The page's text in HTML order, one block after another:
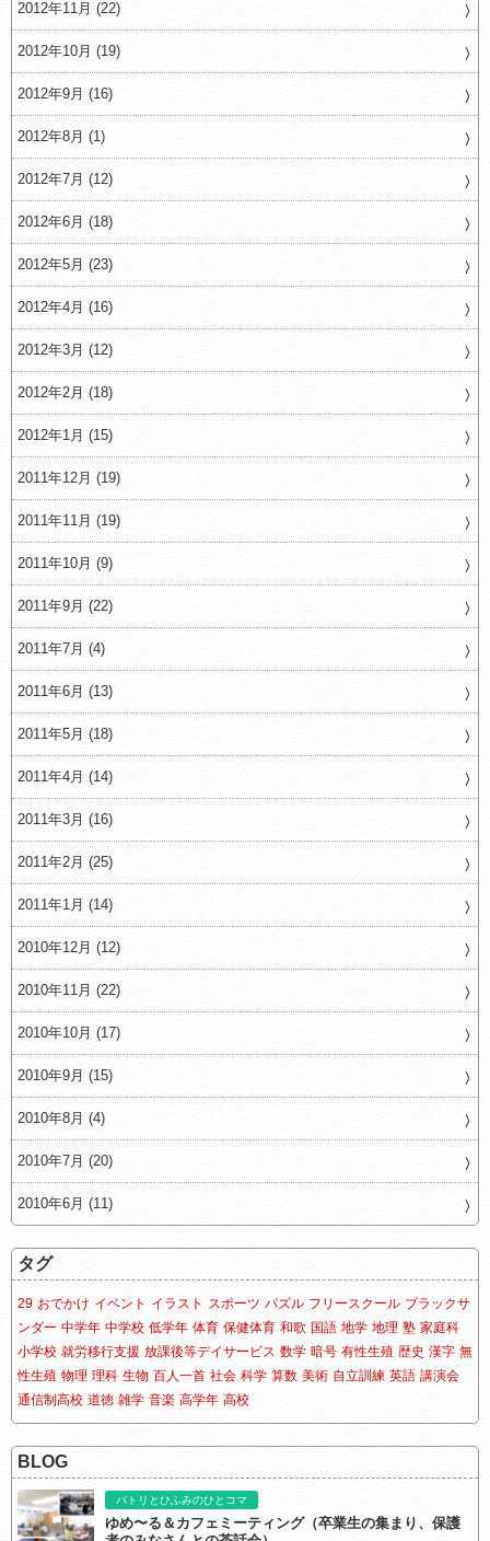
2012年11月 (22)
2012年10月 (19)
2012年9月 (16)
2012年8月 (1)
2012年7月 (12)
2012年6月 (18)
2012年5月 (23)
2012年4月 (16)
2012年3月 (12)
2012年2月 (18)
2012年1月 (15)
2011年12月 (19)
2011年11月 (19)
2011年10月 (9)
2011年9月 (22)
2011年7月 (4)
2011年6月 (13)
2011年5月 (18)
2011年4月 (14)
2011年3月 (16)
2011年2月 (25)
2011年1月 (14)
2010年12月 (12)
2010年11月 (22)
2010年10月 (17)
2010年9月 (15)
2010年8月 (4)
2010年7月 (20)
2010年6月 (11)
タグ
29 おでかけ イベント イラスト スポーツ パズル フリースクール ブラックサ
ンダー 中学年 中学校 低学年 体育 保健体育 和歌 国語 地学 地理 塾 家庭科
小学校 就労移行支援 放課後等デイサービス 数学 暗号 有性生殖 歴史 漢字 無
性生殖 物理 理科 生物 百人一首 社会 科学 算数 美術 自立訓練 英語 講演会
通信制高校 道徳 雑学 音楽 高学年 高校
BLOG
パトリとひふみのひとコマ
ゆめ〜る＆カフェミーティング（卒業生の集まり、保護